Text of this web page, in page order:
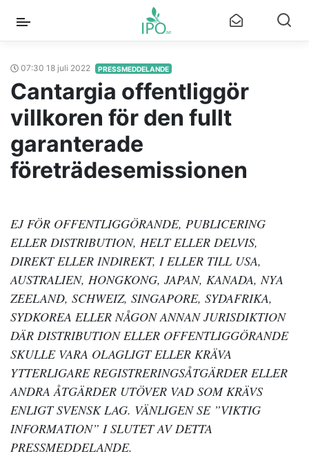
07:30 18 juli 2022 PRESSMEDDELANDE
Cantargia offentliggör
villkoren för den fullt
garanterade
företrädesemissionen
EJ FÖR OFFENTLIGGÖRANDE, PUBLICERING
ELLER DISTRIBUTION, HELT ELLER DELVIS,
DIREKT ELLER INDIREKT, I ELLER TILL USA,
AUSTRALIEN, HONGKONG, JAPAN, KANADA, NYA
ZEELAND, SCHWEIZ, SINGAPORE, SYDAFRIKA,
SYDKOREA ELLER NÅGON ANNAN JURISDIKTION
DÄR DISTRIBUTION ELLER OFFENTLIGGÖRANDE
SKULLE VARA OLAGLIGT ELLER KRÄVA
YTTERLIGARE REGISTRERINGSÅTGÄRDER ELLER
ANDRA ÅTGÄRDER UTÖVER VAD SOM KRÄVS
ENLIGT SVENSK LAG. VÄNLIGEN SE ”VIKTIG
INFORMATION” I SLUTET AV DETTA
PRESSMEDDELANDE.